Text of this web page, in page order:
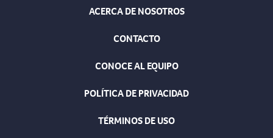
ACERCA DE NOSOTROS
CONTACTO
CONOCE AL EQUIPO
POLÍTICA DE PRIVACIDAD
TÉRMINOS DE USO